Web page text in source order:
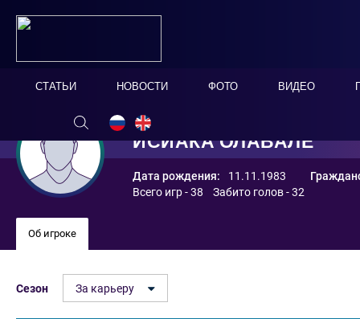
СТАТЬИ НОВОСТИ ФОТО ВИДЕО
ИСИАКА ОЛАВАЛЕ
Дата рождения: 11.11.1983
Всего игр - 38 Забито голов - 32
Об игроке
Сезон За карьеру